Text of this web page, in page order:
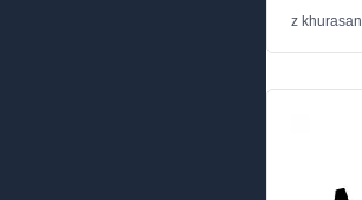
z khurasan